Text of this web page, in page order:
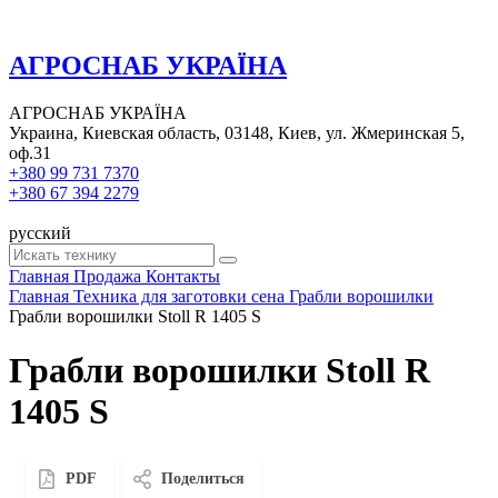
АГРОСНАБ УКРАЇНА
АГРОСНАБ УКРАЇНА
Украина, Киевская область, 03148, Киев, ул. Жмеринская 5,
оф.31
+380 99 731 7370
+380 67 394 2279
русский
Главная Продажа Контакты
Главная Техника для заготовки сена Грабли ворошилки
Грабли ворошилки Stoll R 1405 S
Грабли ворошилки Stoll R
1405 S
PDF Поделиться